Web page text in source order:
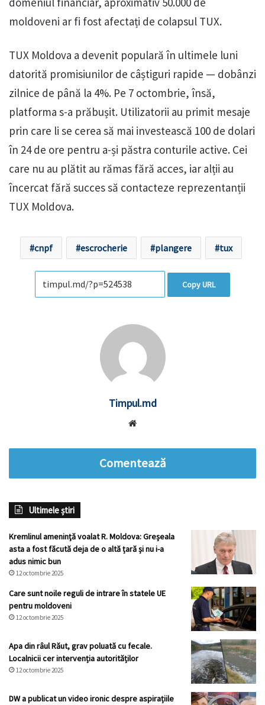
moldoveni ar fi fost afectați de colapsul TUX.
TUX Moldova a devenit populară în ultimele luni
datorită promisiunilor de câștiguri rapide — dobânzi
zilnice de până la 4%. Pe 7 octombrie, însă,
platforma s-a prăbușit. Utilizatorii au primit mesaje
prin care li se cerea să mai investească 100 de dolari
în 24 de ore pentru a-și păstra conturile active. Cei
care nu au plătit au rămas fără acces, iar alții au
încercat fără succes să contacteze reprezentanții
TUX Moldova.
cnpf escrocherie plangere tux
Copy URL
Timpul.md
Comentează
Ultimele știri
Kremlinul ameninţă voalat R. Moldova: Greșeala
asta a fost făcută deja de o altă țară și nu i-a
adus nimic bun
12 octombrie 2025
Care sunt noile reguli de intrare în statele UE
pentru moldoveni
12 octombrie 2025
Apa din râul Răut, grav poluată cu fecale.
Localnicii cer intervenția autorităților
12 octombrie 2025
DW a publicat un video ironic despre aspirațiile